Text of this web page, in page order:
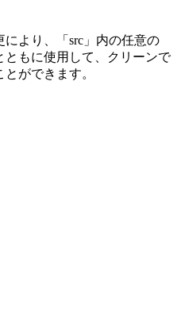
より、「src」内の任意の
もに使用して、クリーンで
ができます。